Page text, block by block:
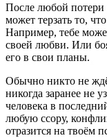
После любой потери
может терзать то,
Например, тебе
своей любви. Или
его в свои планы.
Обычно никто не
никогда заранее не
человека в
любую ссору,
отразится на твоём